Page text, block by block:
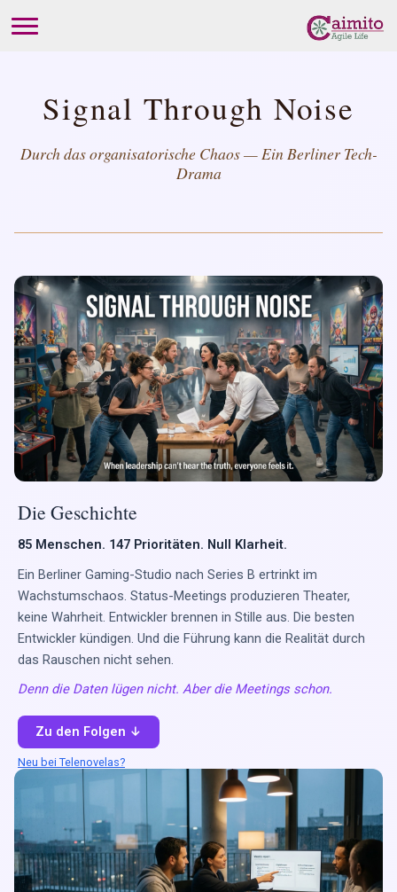
Signal Through Noise
Durch das organisatorische Chaos — Ein Berliner Tech-
Drama
Die Geschichte
85 Menschen. 147 Prioritäten. Null Klarheit.
Ein Berliner Gaming-Studio nach Series B ertrinkt im
Wachstumschaos. Status-Meetings produzieren Theater,
keine Wahrheit. Entwickler brennen in Stille aus. Die besten
Entwickler kündigen. Und die Führung kann die Realität durch
das Rauschen nicht sehen.
Denn die Daten lügen nicht. Aber die Meetings schon.
Zu den Folgen ↓
Neu bei Telenovelas?